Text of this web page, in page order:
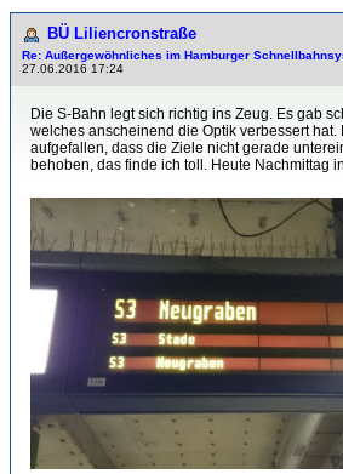
BÜ Liliencronstraße
Re: Außergewöhnliches im Hamburger
27.06.2016 17:24
Die S-Bahn legt sich richtig ins Zeug. Es gab
welches anscheinend die Optik verbessert hat.
aufgefallen, dass die Ziele nicht gerade
behoben, das finde ich toll. Heute Nachmittag